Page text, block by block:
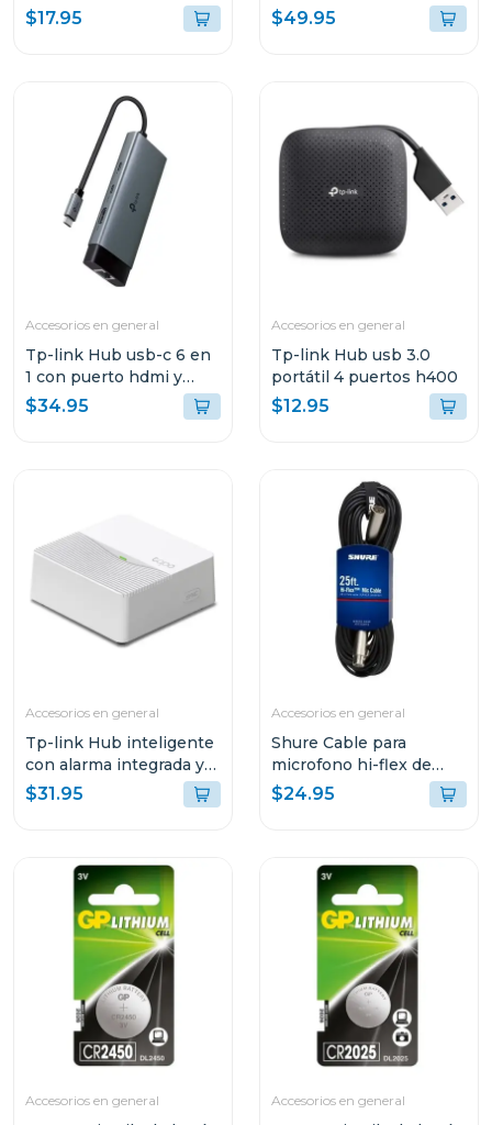
teclados pa3
$17.95
compressor 2da gen
$49.95
Accesorios en general
Tp-link Hub usb-c 6 en
1 con puerto hdmi y
carga rapida 100w
uh6120
$34.95
Accesorios en general
Tp-link Hub usb 3.0
portátil 4 puertos h400
$12.95
Accesorios en general
Tp-link Hub inteligente
con alarma integrada y
ranura microsd tapo
h200
$31.95
Accesorios en general
Shure Cable para
microfono hi-flex de
7.5m c25
$24.95
Accesorios en general Accesorios en general